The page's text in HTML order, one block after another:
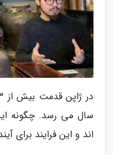
سال می رسد. چگونه
اند و این فرایند برای